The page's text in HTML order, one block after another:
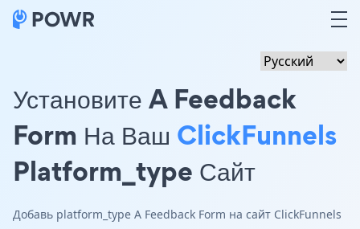
Установите A Feedback
Form На Ваш ClickFunnels
Platform_type Сайт
Добавь platform_type A Feedback Form на сайт ClickFunnels